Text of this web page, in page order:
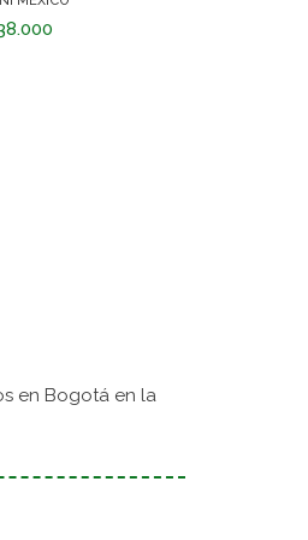
en Bogotá en la